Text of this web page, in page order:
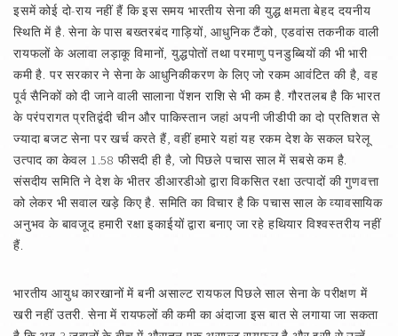
इसमें कोई दो-राय नहीं हैं कि इस समय भारतीय सेना की युद्ध क्षमता बेहद दयनीय
स्थिति में है. सेना के पास बख्तरबंद गाड़ियों, आधुनिक टैंको, एडवांस तकनीक वाली
रायफलों के अलावा लड़ाकू विमानों, युद्धपोतों तथा परमाणु पनडुब्बियों की भी भारी
कमी है. पर सरकार ने सेना के आधुनिकीकरण के लिए जो रकम आवंटित की है, वह
पूर्व सैनिकों को दी जाने वाली सालाना पेंशन राशि से भी कम है. गौरतलब है कि भारत
के परंपरागत प्रतिद्वंदी चीन और पाकिस्तान जहां अपनी जीडीपी का दो प्रतिशत से
ज्यादा बजट सेना पर खर्च करते हैं, वहीं हमारे यहां यह रकम देश के सकल घरेलू
उत्पाद का केवल 1.58 फीसदी ही है, जो पिछले पचास साल में सबसे कम है.
संसदीय समिति ने देश के भीतर डीआरडीओ द्वारा विकसित रक्षा उत्पादों की गुणवत्ता
को लेकर भी सवाल खड़े किए है. समिति का विचार है कि पचास साल के व्यावसायिक
अनुभव के बावजूद हमारी रक्षा इकाईयों द्वारा बनाए जा रहे हथियार विश्वस्तरीय नहीं
हैं.
भारतीय आयुध कारखानों में बनी असाल्ट रायफल पिछले साल सेना के परीक्षण में
खरी नहीं उतरी. सेना में रायफलों की कमी का अंदाजा इस बात से लगाया जा सकता